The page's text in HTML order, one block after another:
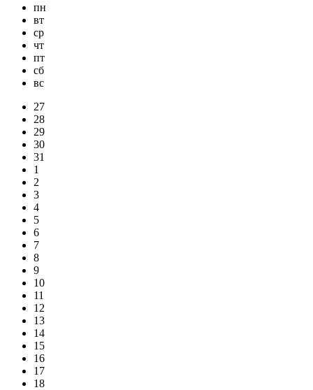
пн
вт
ср
чт
пт
сб
вс
27
28
29
30
31
1
2
3
4
5
6
7
8
9
10
11
12
13
14
15
16
17
18